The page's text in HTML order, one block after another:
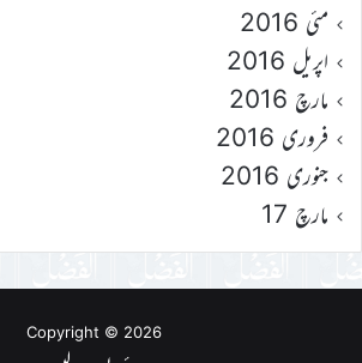
مئی 2016
اپریل 2016
مارچ 2016
فروری 2016
جنوری 2016
مارچ 17
Copyright © 2026